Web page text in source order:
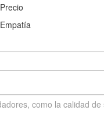
Precio
Empatía